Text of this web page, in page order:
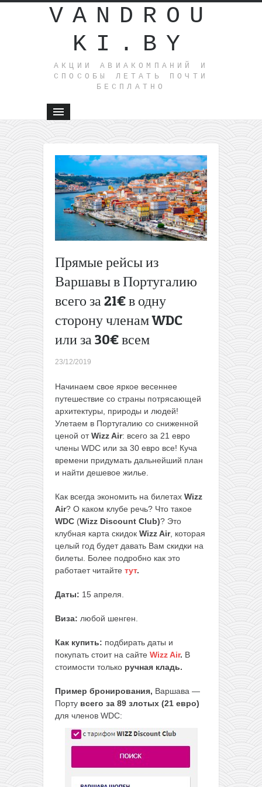
VANDROU
KI.BY
АКЦИИ АВИАКОМПАНИЙ И
СПОСОБЫ ЛЕТАТЬ ПОЧТИ
БЕСПЛАТНО
Прямые рейсы из
Варшавы в Португалию
всего за 21€ в одну
сторону членам WDC
или за 30€ всем
23/12/2019
Начинаем свое яркое весеннее
путешествие со страны потрясающей
архитектуры, природы и людей!
Улетаем в Португалию со сниженной
ценой отWizz Air: всего за 21 евро
члены WDC или за 30 евро все! Куча
времени придумать дальнейший план
и найти дешевое жилье.
Как всегда экономить на билетах Wizz
Air? О каком клубе речь? Что такое
WDC (Wizz Discount Club)? Это
клубная карта скидок Wizz Air, которая
целый год будет давать Вам скидки на
билеты. Более подробно как это
работает читайте тут.
Даты: 15 апреля.
Виза: любой шенген.
Как купить: подбирать даты и
покупать стоит на сайте Wizz Air. В
стоимости только ручная кладь.
Пример бронирования, Варшава —
Порту всего за 89 злотых (21 евро)
для членов WDC:
Весна
фьордах!
Летим из
Литвы
всего за
9,99€ в
сторону
(для
членов
WDC)
около
всего за